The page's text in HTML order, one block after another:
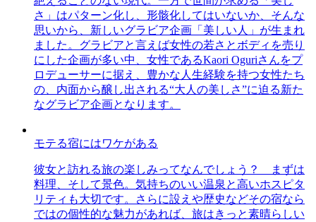
さ」はパターン化し、形骸化してはいないか、そんな
思いから、新しいグラビア企画「美しい人」が生まれ
ました。グラビアと言えば女性の若さとボディを売り
にした企画が多い中、女性であるKaori Oguriさんをプ
ロデューサーに据え、豊かな人生経験を持つ女性たち
の、内面から醸し出される“大人の美しさ”に迫る新た
なグラビア企画となります。
モテる宿にはワケがある
彼女と訪れる旅の楽しみってなんでしょう？ まずは
料理、そして景色。気持ちのいい温泉と高いホスピタ
リティも大切です。さらに設えや歴史などその宿なら
ではの個性的な魅力があれば、旅はきっと素晴らしい